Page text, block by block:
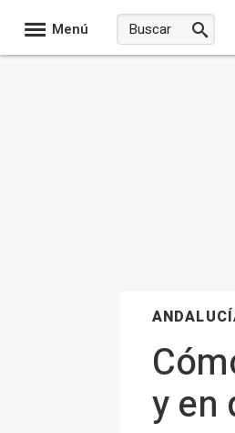
Menú
y en